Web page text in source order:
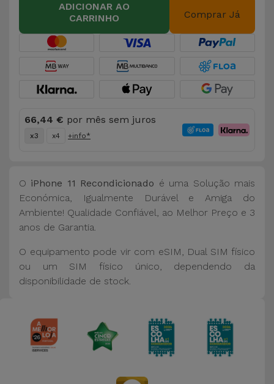
ADICIONAR AO
CARRINHO
Comprar Já
66,44 € por mês sem juros
x3 x4 +info*
O iPhone 11 Recondicionado é uma Solução mais
Económica, Igualmente Durável e Amiga do
Ambiente! Qualidade Confiável, ao Melhor Preço e 3
anos de Garantia.
O equipamento pode vir com eSIM, Dual SIM físico
ou um SIM físico único, dependendo da
disponibilidade de stock.